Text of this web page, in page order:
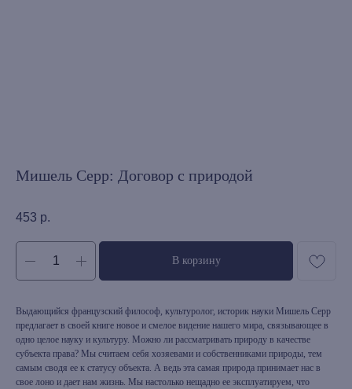
Мишель Серр: Договор с природой
453 р.
В корзину
Выдающийся французский философ, культуролог, историк науки Мишель Серр
предлагает в своей книге новое и смелое видение нашего мира, связывающее в
одно целое науку и культуру. Можно ли рассматривать природу в качестве
субъекта права? Мы считаем себя хозяевами и собственниками природы, тем
самым сводя ее к статусу объекта. А ведь эта самая природа принимает нас в
свое лоно и дает нам жизнь. Мы настолько нещадно ее эксплуатируем, что